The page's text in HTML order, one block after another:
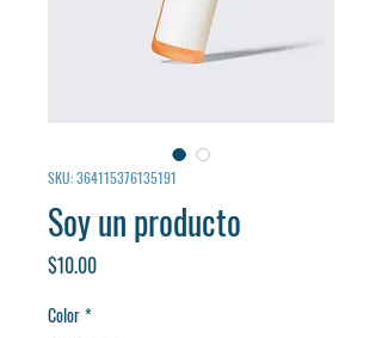
SKU: 364115376135191
Soy un producto
$10.00Precio
Color*